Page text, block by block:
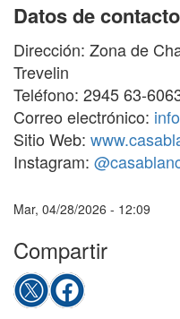
Datos de
Dirección: Zona de
Trevelin
Teléfono: 2945 63-
Correo electrónico:
Sitio Web:
Instagram:
Mar, 04/28/2026 - 12:09
Compartir